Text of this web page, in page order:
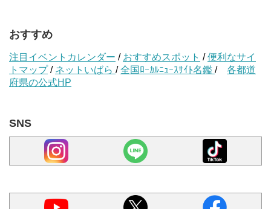
おすすめ
注目イベントカレンダー / おすすめスポット /便利なサイ
トマップ/ ネットいばら /全国ﾛｰｶﾙﾆｭｰｽｻｲﾄ名鑑 / 各都道
府県の公式HP
SNS